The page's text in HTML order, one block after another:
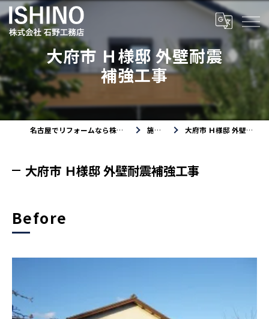
大府市 Ｈ様邸 外壁耐震
補強工事
名古屋でリフォームなら株式会社石野工務店 施工事例 大府市 Ｈ様邸 外壁耐震補強工事
大府市 Ｈ様邸 外壁耐震補強工事
Before